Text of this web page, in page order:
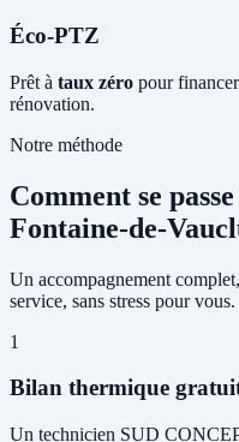
Éco-PTZ
Prêt à taux zéro pour
rénovation.
Notre méthode
Comment se
Fontaine-de-
Un accompagnement
service, sans stress pour vous.
1
Bilan thermique
Un technicien SUD